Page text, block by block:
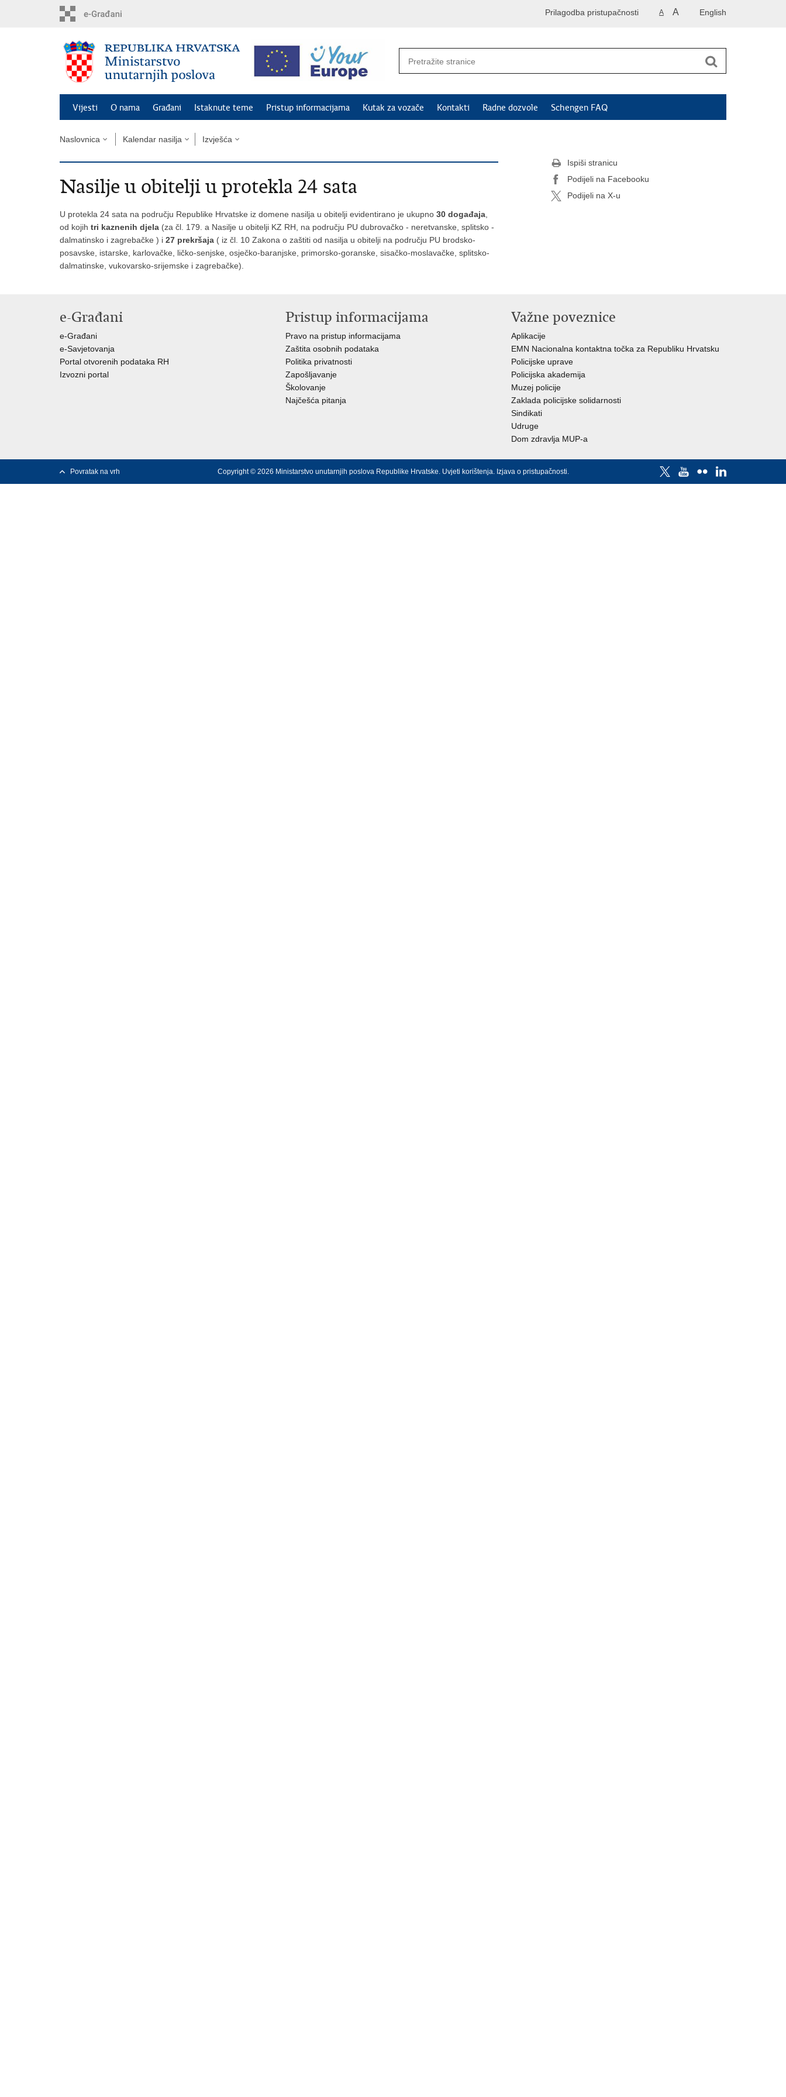
English
A A
Prilagodba pristupačnosti
Vijesti O nama Građani Istaknute teme Pristup informacijama Kutak za vozače Kontakti Radne dozvole Schengen FAQ
Naslovnica Kalendar nasilja Izvješća
Nasilje u obitelji u protekla 24 sata
U protekla 24 sata na području Republike Hrvatske iz domene nasilja u obitelji evidentirano je ukupno 30 događaja
od kojih tri kaznenih djela (za čl. 179. a Nasilje u obitelji KZ RH, na području PU dubrovačko - neretvanske, splitsko -
dalmatinsko i zagrebačke ) i 27 prekršaja ( iz čl. 10 Zakona o zaštiti od nasilja u obitelji na području PU brodsko-
posavske, istarske, karlovačke, ličko-senjske, osječko-baranjske, primorsko-goranske, sisačko-moslavačke, splitsko-
dalmatinske, vukovarsko-srijemske i zagrebačke).
Ispiši stranicu
Podijeli na Facebooku
Podijeli na X-u
e-Građani
e-Građani
e-Savjetovanja
Portal otvorenih podataka RH
Izvozni portal
Pristup informacijama
Pravo na pristup informacijama
Zaštita osobnih podataka
Politika privatnosti
Zapošljavanje
Školovanje
Najčešća pitanja
Važne poveznice
Aplikacije
EMN Nacionalna kontaktna točka za Republiku Hrvatsku
Policijske uprave
Policijska akademija
Muzej policije
Zaklada policijske solidarnosti
Sindikati
Udruge
Dom zdravlja MUP-a
Povratak na vrh Copyright © 2026 Ministarstvo unutarnjih poslova Republike Hrvatske. Uvjeti korištenja. Izjava o pristupačnosti.